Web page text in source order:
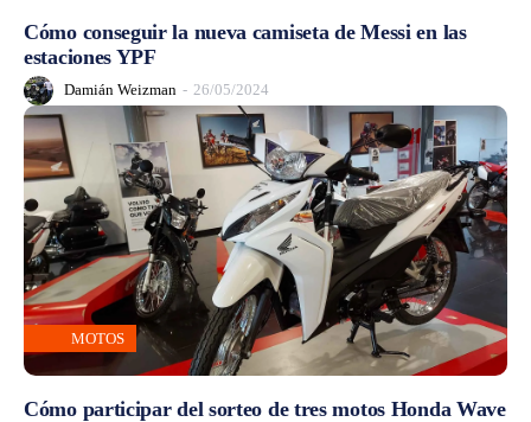
Cómo conseguir la nueva camiseta de Messi en las
estaciones YPF
Damián Weizman - 26/05/2024
MOTOS
Cómo participar del sorteo de tres motos Honda Wave